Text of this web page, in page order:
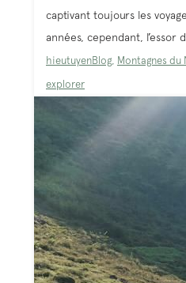
captivant toujours les
années, cependant, l’essor
hieutuyenBlog Montagnes du
explorer